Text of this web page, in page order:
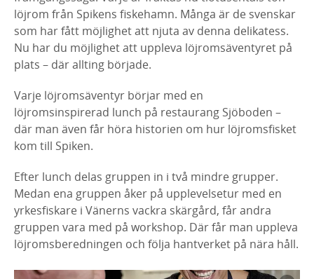
löjrom från Spikens fiskehamn. Många är de svenskar
som har fått möjlighet att njuta av denna delikatess.
Nu har du möjlighet att uppleva löjromsäventyret på
plats – där allting började.
Varje löjromsäventyr börjar med en
löjromsinspirerad lunch på restaurang Sjöboden –
där man även får höra historien om hur löjromsfisket
kom till Spiken.
Efter lunch delas gruppen in i två mindre grupper.
Medan ena gruppen åker på upplevelsetur med en
yrkesfiskare i Vänerns vackra skärgård, får andra
gruppen vara med på workshop. Där får man uppleva
löjromsberedningen och följa hantverket på nära håll.